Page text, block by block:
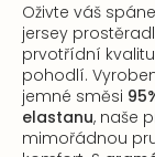
Oživte váš
jersey
prvotřídní
pohodlí.
jemné směsi
elastanu, naše
mimořádnou